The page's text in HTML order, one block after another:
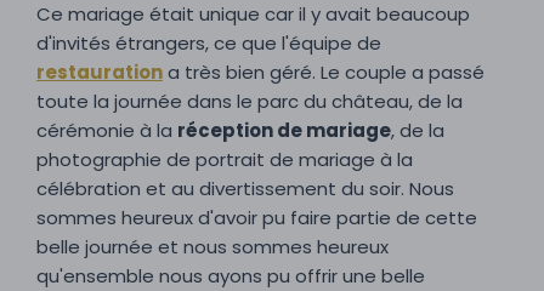
Ce mariage était unique car il y avait beaucoup
d'invités étrangers, ce que l'équipe de
restaurationa très bien géré. Le couple a passé
toute la journée dans le parc du château, de la
cérémonie à la réception de mariage, de la
photographie de portrait de mariage à la
célébration et au divertissement du soir. Nous
sommes heureux d'avoir pu faire partie de cette
belle journée et nous sommes heureux
qu'ensemble nous ayons pu offrir une belle